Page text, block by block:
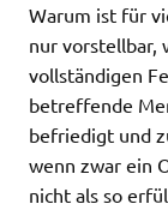
Warum ist für
nur vorstellbar,
vollständigen
betreffende
befriedigt und
wenn zwar ein
nicht als so